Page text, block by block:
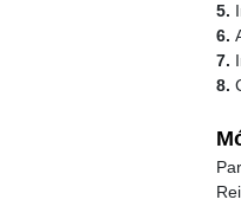
5.
6.
7.
8.